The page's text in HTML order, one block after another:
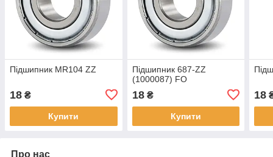
Підшипник MR104 ZZ
18 ₴
Купити
Підшипник 687-ZZ
(1000087) FO
18₴
Купити
18
Про нас